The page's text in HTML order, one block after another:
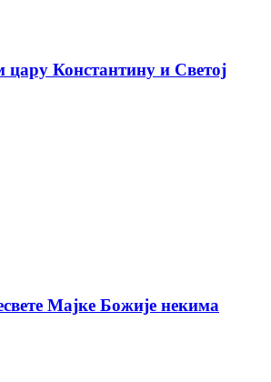
Константину и Светој
Мајке Божије некима